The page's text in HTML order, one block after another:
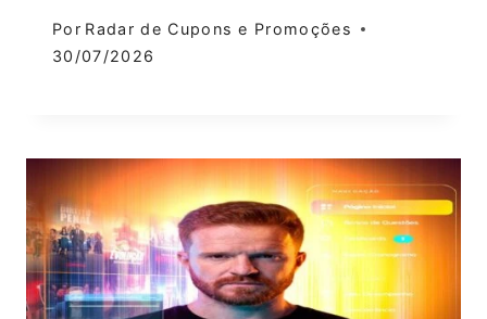
Por Radar de Cupons e Promoções
30/07/2026